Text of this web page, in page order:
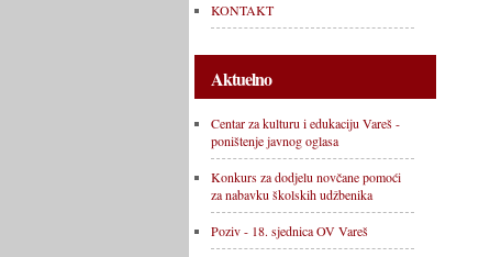
KONTAKT
Aktuelno
Centar za kulturu i edukaciju Vareš -
poništenje javnog oglasa
Konkurs za dodjelu novčane pomoći
za nabavku školskih udžbenika
Poziv - 18. sjednica OV Vareš